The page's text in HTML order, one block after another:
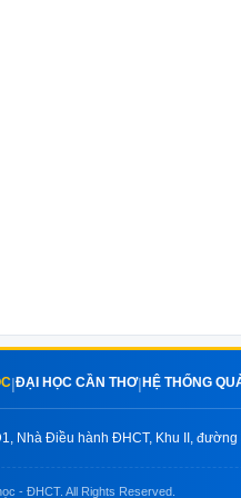
ĐẠI HỌC CẦN THƠ| HỆ THỐNG
Nhà Điều hành ĐHCT, Khu II,
- ĐHCT. All Rights Reserved.